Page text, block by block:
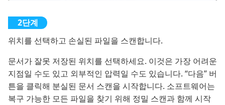
위치를 선택하고 손실된 파일을 스캔합니다.
문서가 잘못 저장된 위치를 선택하세요. 이것은 가장 어려운
지점일 수도 있고 외부적인 압력일 수도 있습니다. “다음” 버
튼을 클릭해 분실된 문서 스캔을 시작합니다. 소프트웨어는
복구 가능한 모든 파일을 찾기 위해 정밀 스캔과 함께 시작